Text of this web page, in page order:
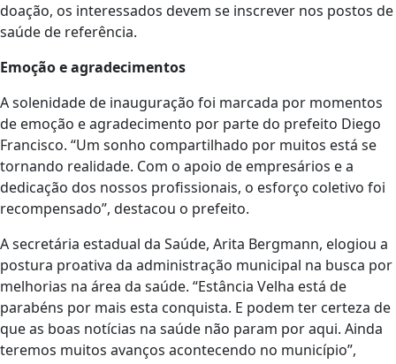
doação, os interessados devem se inscrever nos postos de
saúde de referência.
Emoção e agradecimentos
A solenidade de inauguração foi marcada por momentos
de emoção e agradecimento por parte do prefeito Diego
Francisco. “Um sonho compartilhado por muitos está se
tornando realidade. Com o apoio de empresários e a
dedicação dos nossos profissionais, o esforço coletivo foi
recompensado”, destacou o prefeito.
A secretária estadual da Saúde, Arita Bergmann, elogiou a
postura proativa da administração municipal na busca por
melhorias na área da saúde. “Estância Velha está de
parabéns por mais esta conquista. E podem ter certeza de
que as boas notícias na saúde não param por aqui. Ainda
teremos muitos avanços acontecendo no município”,